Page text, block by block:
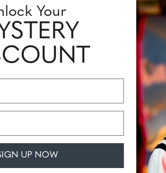
Bügel, ein einteiliges Frontdesign und
dieses Gestell sofort, sobald Sie es
durch hochfesten, kohlenstoffarmen Stahl
Your
UP NOW